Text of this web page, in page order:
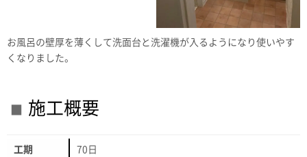
お風呂の壁厚を薄くして洗面台と洗濯機が入るようになり使いやす
くなりました。
施工概要
工期 70日